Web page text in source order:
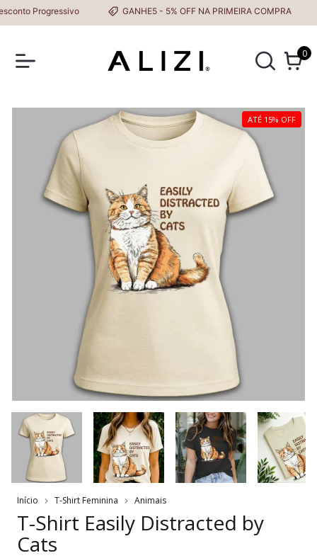
Progressivo GANHE5 - 5% OFF NA PRIMEIRA COMPRA
0
ATÉ 15% OFF
Início T-Shirt Feminina Animais
T-Shirt Easily Distracted by
Cats